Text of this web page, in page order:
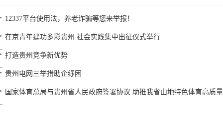
12337平台使用法，养老诈骗等您来举报！
在京青年建功多彩贵州 社会实践集中出征仪式举行
打造贵州竞争新优势
贵州电网三举措助企纾困
国家体育总局与贵州省人民政府签署协议 助推我省山地特色体育高质